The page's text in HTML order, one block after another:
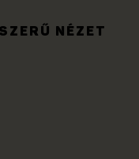
NÉZET